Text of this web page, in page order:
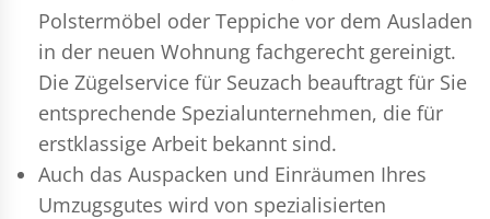
Polstermöbel oder Teppiche vor dem Ausladen
in der neuen Wohnung fachgerecht gereinigt.
Die Zügelservice für Seuzach beauftragt für Sie
entsprechende Spezialunternehmen, die für
erstklassige Arbeit bekannt sind.
Auch das Auspacken und Einräumen Ihres
Umzugsgutes wird von spezialisierten